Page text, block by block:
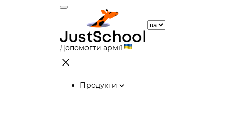
Допомогти армії
Продукти